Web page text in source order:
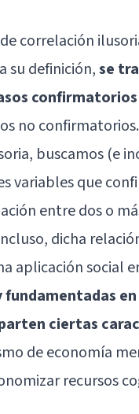
correlación
su definición,se
no confirmatorios.
buscamos (e
variables que
entre dos o
dicha
aplicación social
ciertas
de economía
recursos